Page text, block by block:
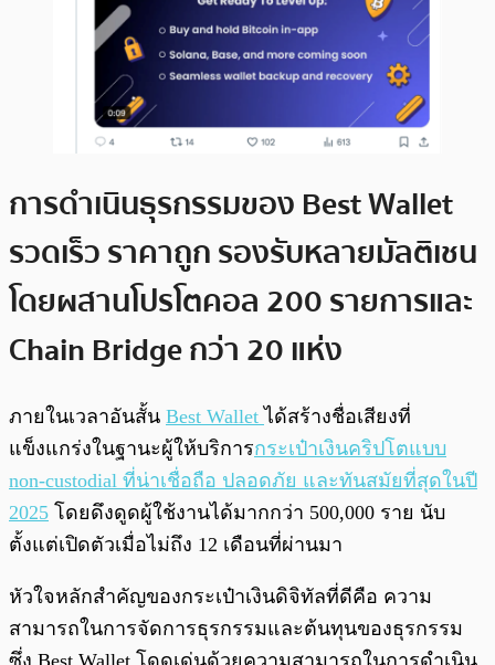
การดำเนินธุรกรรมของ Best Wallet
รวดเร็ว ราคาถูก รองรับหลายมัลติเชน
โดยผสานโปรโตคอล 200 รายการและ
Chain Bridge กว่า 20 แห่ง
ภายในเวลาอันสั้น Best Walletได้สร้างชื่อเสียงที่
แข็งแกร่งในฐานะผู้ให้บริการกระเป๋าเงินคริปโตแบบ
non-custodial ที่น่าเชื่อถือ ปลอดภัย และทันสมัยที่สุดในปี
2025 โดยดึงดูดผู้ใช้งานได้มากกว่า 500,000 ราย นับ
ตั้งแต่เปิดตัวเมื่อไม่ถึง 12 เดือนที่ผ่านมา
หัวใจหลักสำคัญของกระเป๋าเงินดิจิทัลที่ดีคือ ความ
สามารถในการจัดการธุรกรรมและต้นทุนของธุรกรรม
ซึ่ง Best Wallet โดดเด่นด้วยความสามารถในการดำเนิน